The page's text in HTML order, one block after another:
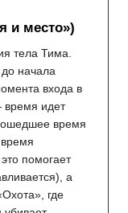
и место»)
тела Тима.
начала
входа в
время идет
время
помогает
а
где